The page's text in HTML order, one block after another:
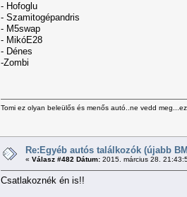
- Hofoglu
- Szamitogépandris
- M5swap
- MikóE28
- Dénes
-Zombi
Tomi ez olyan beleülős és menős autó..ne vedd
Re:Egyéb autós találkozók (újabb
« Válasz #482 Dátum: 2015. március 28.
Csatlakoznék én is!!